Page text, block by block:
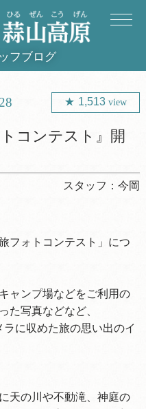
フブログ
1,513view
コンテスト』開
スタッフ：今岡
フォトコンテスト」につ
ャンプ場などをご利用の
た写真などなど、
に収めた旅の思い出のイ
天の川や不動滝、神庭の